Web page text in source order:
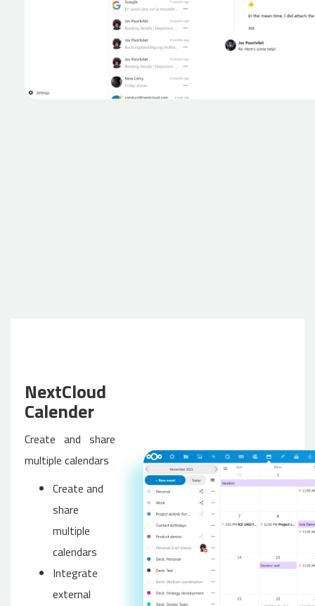
NextCloud
Calender
Create and share
multiple calendars
Create and
share
multiple
calendars
Integrate
external